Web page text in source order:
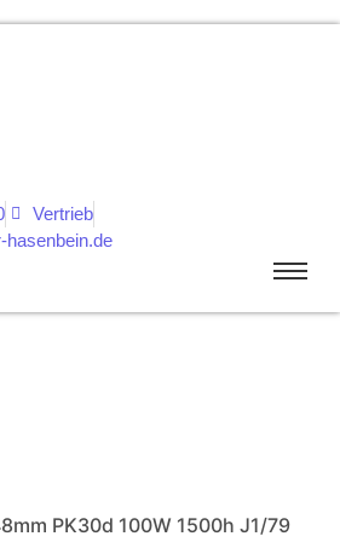
Vertrieb
hasenbein.de
PK30d 100W 1500h J1/79